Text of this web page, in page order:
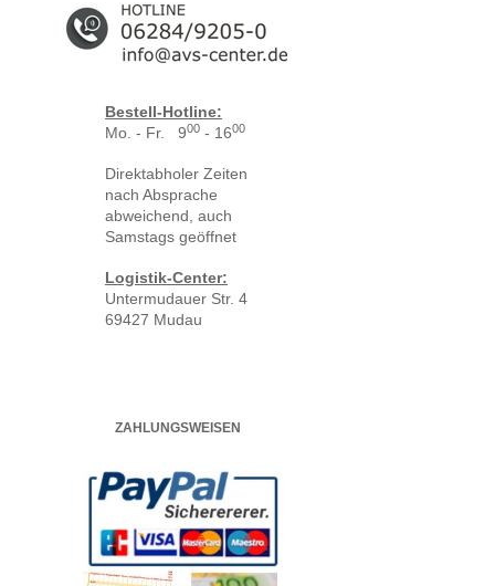
Bestell-Hotline:
Mo. - Fr. 900 - 1600
Direktabholer Zeiten
nach Absprache
abweichend, auch
Samstags geöffnet
Logistik-Center:
Untermudauer Str. 4
69427 Mudau
ZAHLUNGSWEISEN